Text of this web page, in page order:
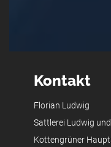
Kontakt
Florian Ludwig
Sattlerei Ludwig
Kottengrüner